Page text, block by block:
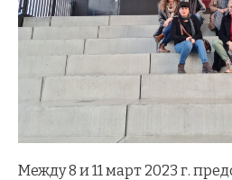
Между 8 и 11 март 2023 г.